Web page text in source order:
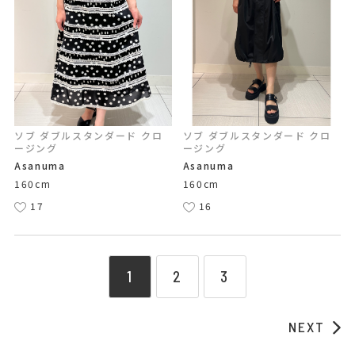
ソブ ダブルスタンダード クロ
ージング
Asanuma
160cm
17
ソブ ダブルスタンダード クロ
ージング
Asanuma
160cm
16
1 2 3
NEXT